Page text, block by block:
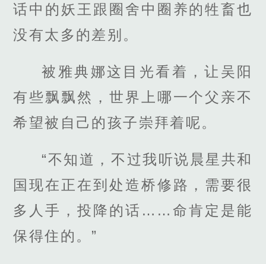
话中的妖王跟圈舍中圈养的牲畜也
没有太多的差别。
被雅典娜这目光看着，让吴阳
有些飘飘然，世界上哪一个父亲不
希望被自己的孩子崇拜着呢。
“不知道，不过我听说晨星共和
国现在正在到处造桥修路，需要很
多人手，投降的话……命肯定是能
保得住的。”